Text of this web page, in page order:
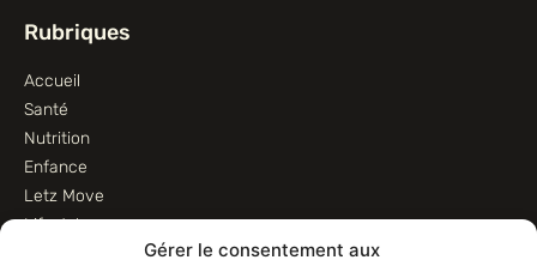
Gérer le consentement aux
Rubriques
Accueil
Santé
Nutrition
Enfance
Letz Move
Lifestyle